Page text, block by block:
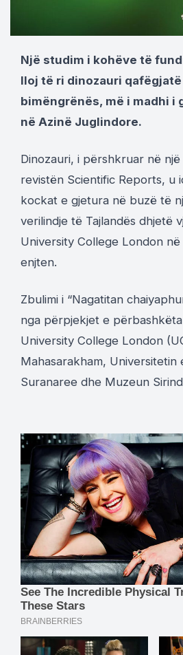
Një studim i kohëve të
lloj të ri dinozauri qafëgjatë
bimëngrënës, më i madhi i
në Azinë Juglindore.
Dinozauri, i përshkruar në
revistën Scientific Reports, u
kockat e gjetura në buzë të
verilindje të Tajlandës dhjetë
University College London
enjten.
Zbulimi i “Nagatitan
nga përpjekjet e
University College London
Mahasarakham, Universitetin
Suranaree dhe Muzeun